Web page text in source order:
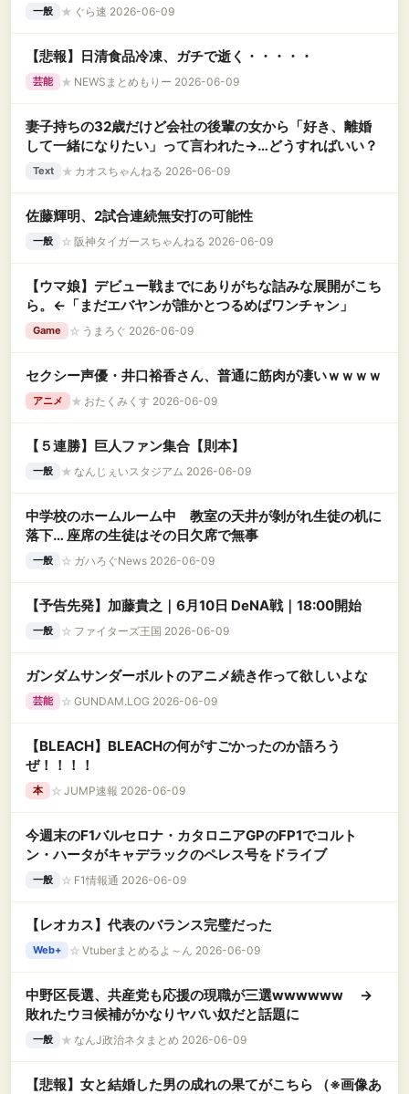
一般 ★ ぐら速 2026-06-09
【悲報】日清食品冷凍、ガチで逝く・・・・・
芸能 ★ NEWSまとめもりー 2026-06-09
妻子持ちの32歳だけど会社の後輩の女から「好き、離婚
して一緒になりたい」って言われた→…どうすればいい？
Text ★ カオスちゃんねる 2026-06-09
佐藤輝明、2試合連続無安打の可能性
一般 ☆ 阪神タイガースちゃんねる 2026-06-09
【ウマ娘】デビュー戦までにありがちな詰みな展開がこち
ら。←「まだエバヤンが誰かとつるめばワンチャン」
Game ☆ うまろぐ 2026-06-09
セクシー声優・井口裕香さん、普通に筋肉が凄いｗｗｗｗ
アニメ ★ おたくみくす 2026-06-09
【５連勝】巨人ファン集合【則本】
一般 ★ なんじぇいスタジアム 2026-06-09
中学校のホームルーム中 教室の天井が剝がれ生徒の机に
落下… 座席の生徒はその日欠席で無事
一般 ☆ ガハろぐNews 2026-06-09
【予告先発】加藤貴之｜6月10日 DeNA戦｜18:00開始
一般 ☆ ファイターズ王国 2026-06-09
ガンダムサンダーボルトのアニメ続き作って欲しいよな
芸能 ☆ GUNDAM.LOG 2026-06-09
【BLEACH】BLEACHの何がすごかったのか語ろう
ぜ！！！！
本 ☆ JUMP速報 2026-06-09
今週末のF1バルセロナ・カタロニアGPのFP1でコルト
ン・ハータがキャデラックのペレス号をドライブ
一般 ☆ F1情報通 2026-06-09
【レオカス】代表のバランス完璧だった
Web+ ☆ Vtuberまとめるよ～ん 2026-06-09
中野区長選、共産党も応援の現職が三選wwwwww →
敗れたウヨ候補がかなりヤバい奴だと話題に
一般 ★ なんJ政治ネタまとめ 2026-06-09
【悲報】女と結婚した男の成れの果てがこちら （※画像あ